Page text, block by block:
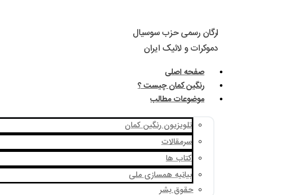
ارگان رسمی حزب سوسیال
دموکرات و لائیک ایران
صفحه اصلی
رنگین کمان چیست ؟
موضوعات مطالب
تلویزیون رنگین کمان
سرمقالات
کتاب ها
بیانیه همسازی ملی
حقوق بشر